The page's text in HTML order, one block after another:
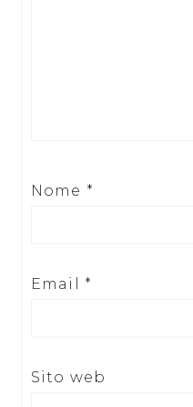
Nome *
Email *
Sito web